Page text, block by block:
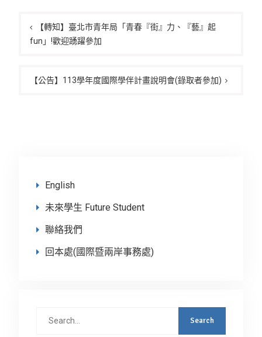
章
導
【轉知】臺北市青年局「青春『街』力、『藝』起
fun」!歡迎踴躍參加
【公告】113學年度國際學伴計畫說明會(錄取者參加)
English
未來學生 Future Student
聯絡我們
回本處(國際暨兩岸事務處)